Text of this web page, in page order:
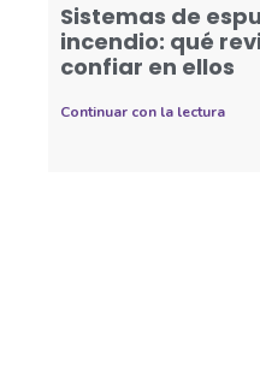
Sistemas de
incendio: qué
confiar en ellos
Continuar con la lectura